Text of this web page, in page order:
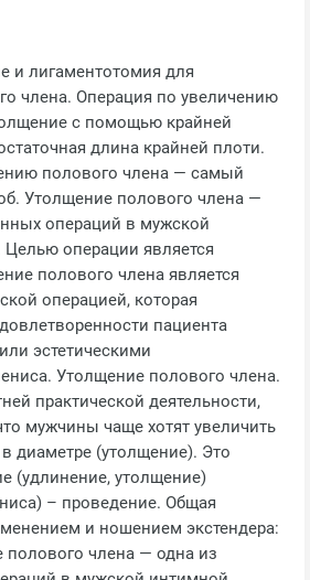
и лигаментотомия для
члена. Операция по увеличению
с помощью крайней
длина крайней плоти.
полового члена — самый
Утолщение полового члена —
операций в мужской
Целью операции является
полового члена является
операцией, которая
пациента
эстетическими
Утолщение полового члена.
практической деятельности,
мужчины чаще хотят увеличить
диаметре (утолщение). Это
(удлинение, утолщение)
– проведение. Общая
и ношением экстендера:
члена — одна из